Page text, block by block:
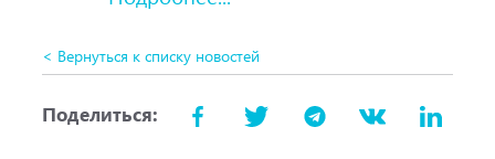
< Вернуться к списку новостей
Поделиться: